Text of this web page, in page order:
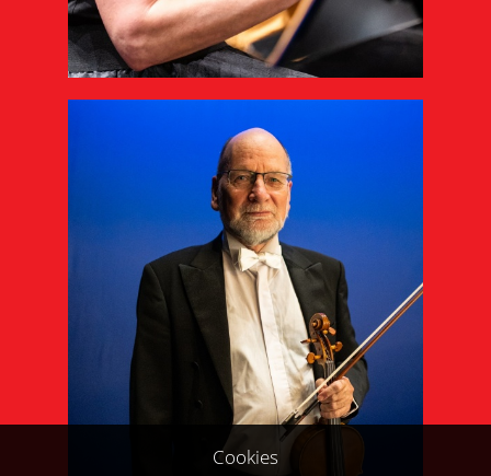
Cookies